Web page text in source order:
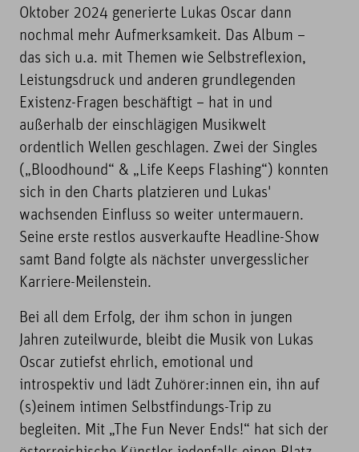
Oktober 2024 generierte Lukas Oscar dann
nochmal mehr Aufmerksamkeit. Das Album –
das sich u.a. mit Themen wie Selbstreflexion,
Leistungsdruck und anderen grundlegenden
Existenz-Fragen beschäftigt – hat in und
außerhalb der einschlägigen Musikwelt
ordentlich Wellen geschlagen. Zwei der Singles
(„Bloodhound“ & „Life Keeps Flashing“) konnten
sich in den Charts platzieren und Lukas'
wachsenden Einfluss so weiter untermauern.
Seine erste restlos ausverkaufte Headline-Show
samt Band folgte als nächster unvergesslicher
Karriere-Meilenstein.
Bei all dem Erfolg, der ihm schon in jungen
Jahren zuteilwurde, bleibt die Musik von Lukas
Oscar zutiefst ehrlich, emotional und
introspektiv und lädt Zuhörer:innen ein, ihn auf
(s)einem intimen Selbstfindungs-Trip zu
begleiten. Mit „The Fun Never Ends!“ hat sich der